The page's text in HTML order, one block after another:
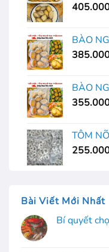
BÀO
BÀO
TÔM
Bài Viết Mới Nhất
Bí quyết